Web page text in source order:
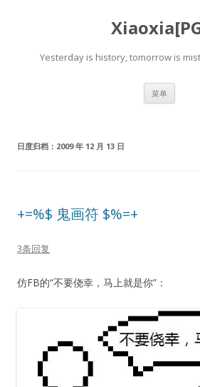
Yesterday is history, tomorrow is
菜单
日度归档： 2009 年 12 月 13 日
+=%$ 鬼画符 $%=+
3条回复
仿FB的“不要侥幸，马上就是你”：